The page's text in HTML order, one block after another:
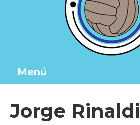
Menú
Actividades
Jorge Rinaldi